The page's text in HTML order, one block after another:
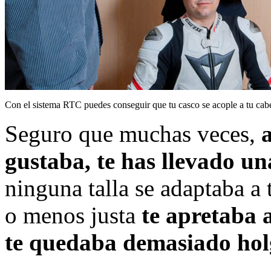
Con el sistema RTC puedes conseguir que tu casco se acople a tu
Seguro que muchas veces,
gustaba, te has llevado
ninguna talla se adaptaba a
o menos justa te apretaba
te quedaba demasiado